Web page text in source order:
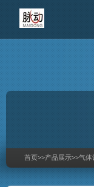
首页>>产品展示>>气体